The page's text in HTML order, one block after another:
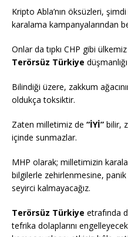
Kripto Abla’nın öksüzleri,
karalama kampanyalarından
Onlar da tıpkı CHP gibi
Terörsüz Türkiye
Bilindiği üzere, zakkum
oldukça toksiktir.
Zaten milletimiz de “İYİ” bilir,
içinde sunmazlar.
MHP olarak; milletimizin
bilgilerle zehirlenmesine,
seyirci kalmayacağız.
Terörsüz Türkiye etrafında
tefrika dolaplarını